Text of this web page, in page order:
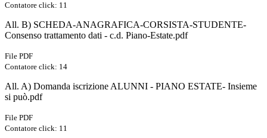
Contatore click: 11
All. B) SCHEDA-ANAGRAFICA-CORSISTA-STUDENTE-
Consenso trattamento dati - c.d. Piano-Estate.pdf
File PDF
Contatore click: 14
All. A) Domanda iscrizione ALUNNI - PIANO ESTATE- Insieme
si può.pdf
File PDF
Contatore click: 11